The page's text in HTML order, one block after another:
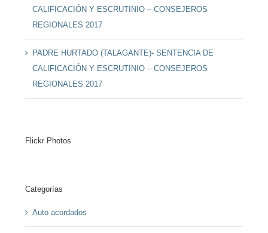
CALIFICACIÓN Y ESCRUTINIO – CONSEJEROS
REGIONALES 2017
PADRE HURTADO (TALAGANTE)- SENTENCIA DE
CALIFICACIÓN Y ESCRUTINIO – CONSEJEROS
REGIONALES 2017
Flickr Photos
Categorías
Auto acordados